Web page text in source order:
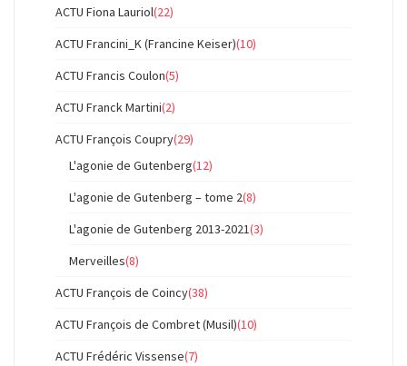
ACTU Fiona Lauriol(22)
ACTU Francini_K (Francine Keiser)(10)
ACTU Francis Coulon(5)
ACTU Franck Martini(2)
ACTU François Coupry(29)
L'agonie de Gutenberg(12)
L'agonie de Gutenberg – tome 2(8)
L'agonie de Gutenberg 2013-2021(3)
Merveilles(8)
ACTU François de Coincy(38)
ACTU François de Combret (Musil)(10)
ACTU Frédéric Vissense(7)